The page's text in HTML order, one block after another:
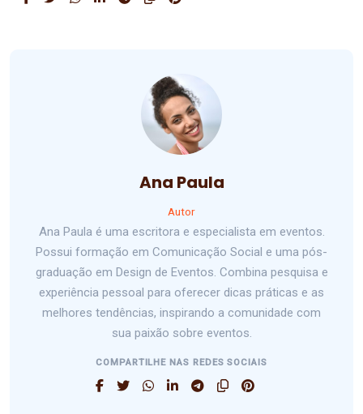
Ana Paula
Autor
Ana Paula é uma escritora e especialista em eventos.
Possui formação em Comunicação Social e uma pós-
graduação em Design de Eventos. Combina pesquisa e
experiência pessoal para oferecer dicas práticas e as
melhores tendências, inspirando a comunidade com
sua paixão sobre eventos.
COMPARTILHE NAS REDES SOCIAIS